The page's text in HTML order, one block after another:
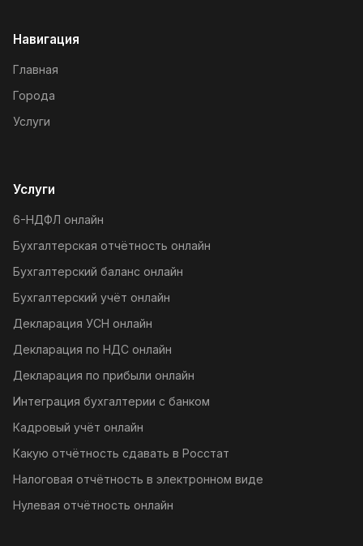
Навигация
Главная
Города
Услуги
Услуги
6-НДФЛ онлайн
Бухгалтерская отчётность онлайн
Бухгалтерский баланс онлайн
Бухгалтерский учёт онлайн
Декларация УСН онлайн
Декларация по НДС онлайн
Декларация по прибыли онлайн
Интеграция бухгалтерии с банком
Кадровый учёт онлайн
Какую отчётность сдавать в Росстат
Налоговая отчётность в электронном виде
Нулевая отчётность онлайн